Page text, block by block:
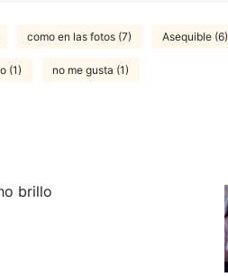
como en las fotos (7) Asequible (6)
(1) no me gusta (1)
brillo